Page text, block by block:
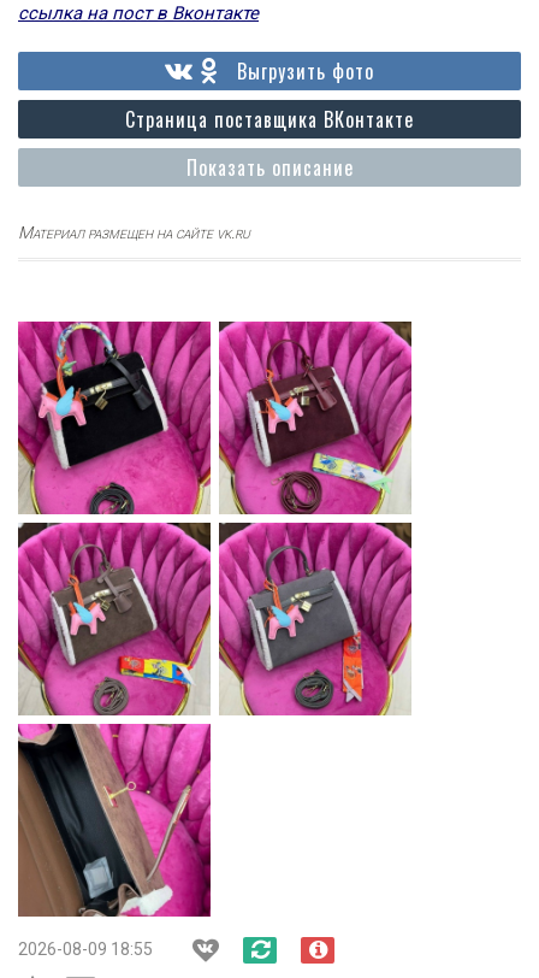
ссылка на пост в Вконтакте
Показать описание
Страница поставщика ВКонтакте
Выгрузить фото
Материал размещен на сайте vk.ru
2026-08-09 18:55